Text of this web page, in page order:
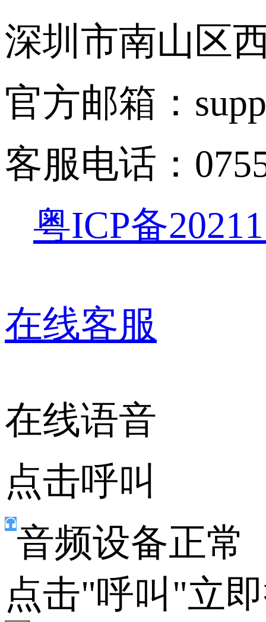
深圳市南山区
官方邮箱：
客服电话：
粤ICP备
在线客服
在线语音
点击呼叫
音频设备正常
点击"呼叫"立